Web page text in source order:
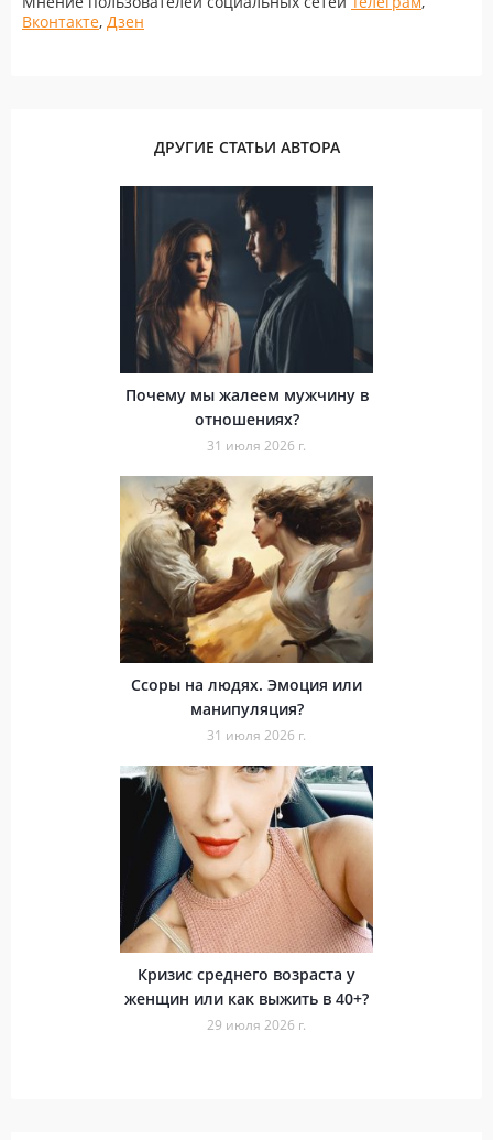
Вконтакте, Дзен
ДРУГИЕ СТАТЬИ АВТОРА
Почему мы жалеем мужчину в
отношениях?
31 июля 2026 г.
Ссоры на людях. Эмоция или
манипуляция?
31 июля 2026 г.
Кризис среднего возраста у
женщин или как выжить в 40+?
29 июля 2026 г.